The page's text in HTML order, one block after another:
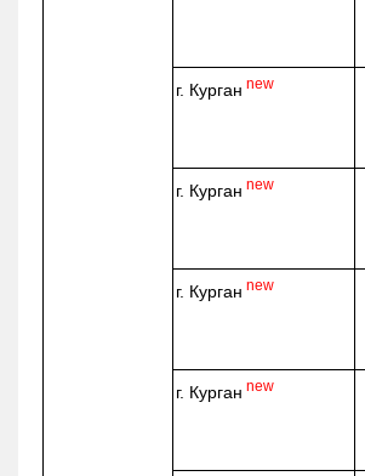
г. Курган new
г. Курган new
г. Курган new
г. Курган new